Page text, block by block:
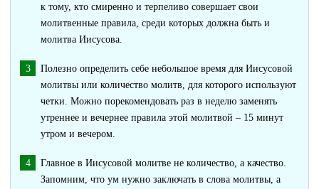
к тому, кто смиренно и терпеливо совершает свои
молитвенные правила, среди которых должна быть и
молитва Иисусова.
Полезно определить себе небольшое время для Иисусовой
молитвы или количество молитв, для которого используют
четки. Можно порекомендовать раз в неделю заменять
утреннее и вечернее правила этой молитвой – 15 минут
утром и вечером.
Главное в Иисусовой молитве не количество, а качество.
Запомним, что ум нужно заключать в слова молитвы, а